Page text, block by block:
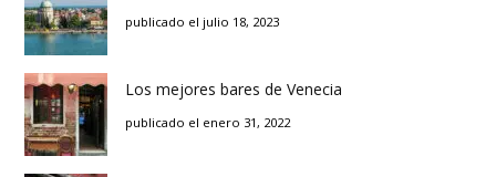
publicado el julio 18, 2023
Los mejores bares de Venecia
publicado el enero 31, 2022